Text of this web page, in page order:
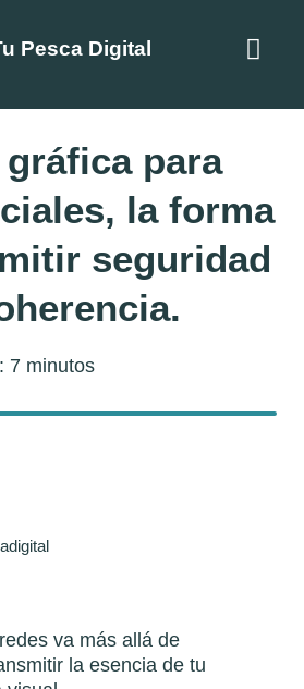
Pesca Digital
para
la forma
seguridad
7 minutos
va más allá de
la esencia de tu